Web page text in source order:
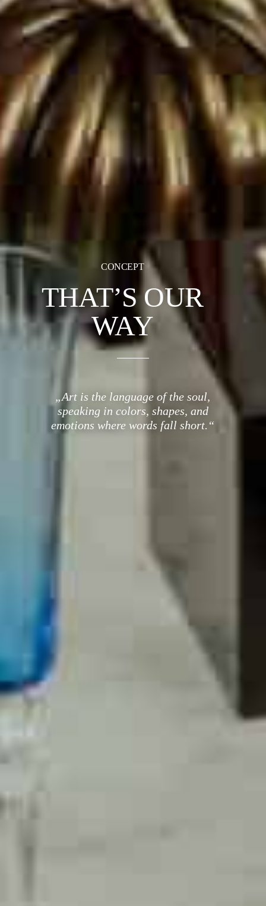
CONCEPT
THAT’S OUR
WAY
„Art is the language of the soul,
speaking in colors, shapes, and
emotions where words fall short.“